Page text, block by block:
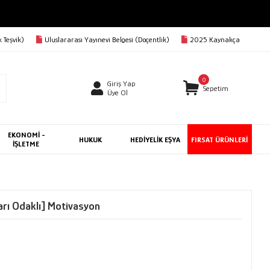
Teşvik) Uluslararası Yayınevi Belgesi (Doçentlik) 2025 Kaynakça
Giriş Yap
Üye Ol
0
Sepetim
EKONOMİ -
İŞLETME
HUKUK HEDİYELİK EŞYA FIRSAT ÜRÜNLERİ
Odaklı] Motivasyon